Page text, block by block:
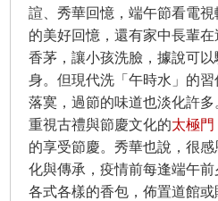
諠、秀華回憶，端午節看電
的美好回憶，還有家中長輩
香茅，讓小孩洗臉，據說可
身。但現代洗「午時水」的
落寞，過節的味道也淡化許
重視古禮與節慶文化的太極門
的享受節慶。秀華也說，很
化與傳承，疫情前每逢端午
各式各樣的香包，佈置道館